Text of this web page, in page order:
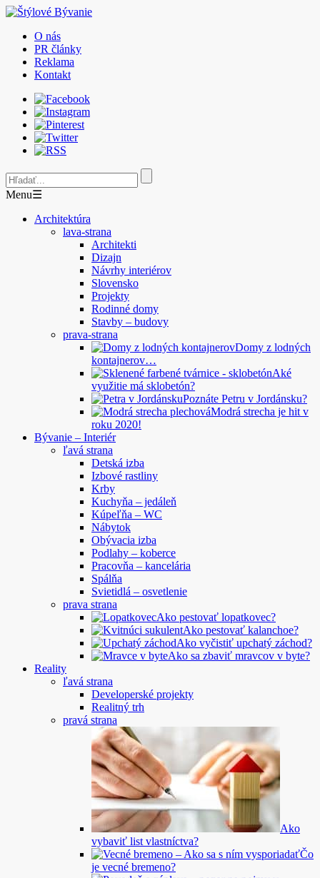
O nás
PR články
Reklama
Kontakt
Menu☰
Architektúra
lava-strana
Architekti
Dizajn
Návrhy interiérov
Slovensko
Projekty
Rodinné domy
Stavby – budovy
prava-strana
Domy z lodných
kontajnerov…
Aké
využitie má sklobetón?
Poznáte Petru v Jordánsku?
Modrá strecha je hit v
roku 2020!
Bývanie – Interiér
ľavá strana
Detská izba
Izbové rastliny
Krby
Kuchyňa – jedáleň
Kúpeľňa – WC
Nábytok
Obývacia izba
Podlahy – koberce
Pracovňa – kancelária
Spálňa
Svietidlá – osvetlenie
prava strana
Ako pestovať lopatkovec?
Ako pestovať kalanchoe?
Ako vyčistiť upchatý záchod?
Ako sa zbaviť mravcov v byte?
Reality
ľavá strana
Developerské projekty
Realitný trh
pravá strana
Ako
vybaviť list vlastníctva?
Čo
je vecné bremeno?